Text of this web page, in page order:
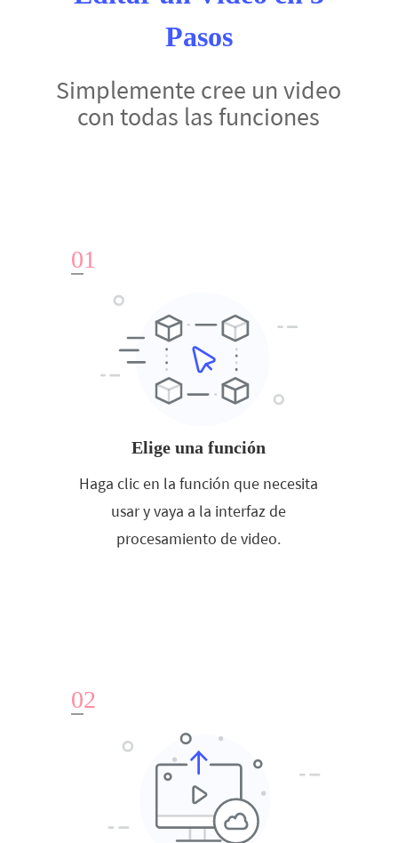
Pasos
Simplemente cree un video
con todas las funciones
01
Elige una función
Haga clic en la función que necesita
usar y vaya a la interfaz de
procesamiento de video.
02